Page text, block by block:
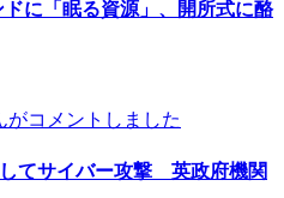
に「眠る資源」、開所式に酪
がコメントしました
てサイバー攻撃 英政府機関